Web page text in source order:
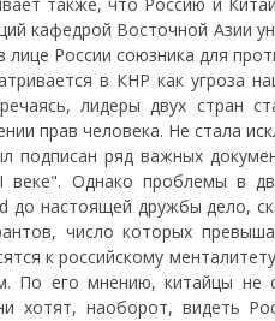
также, что Россию и
кафедрой Восточной Азии
России союзника для
в КНР как угроза
лидеры двух стран
прав человека. Не стала
подписан ряд важных
Однако проблемы в
до настоящей дружбы дело,
число которых
к российскому
По его мнению, китайцы не
хотят, наоборот, видеть